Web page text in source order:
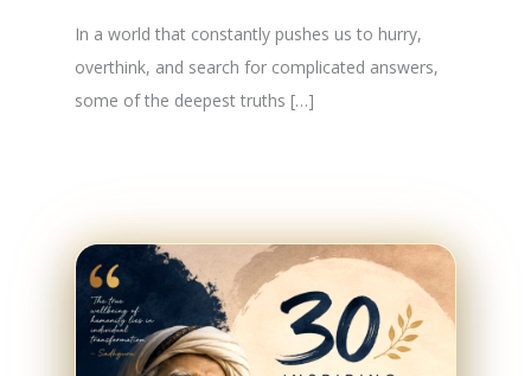
In a world that constantly pushes us to hurry,
overthink, and search for complicated answers,
some of the deepest truths […]